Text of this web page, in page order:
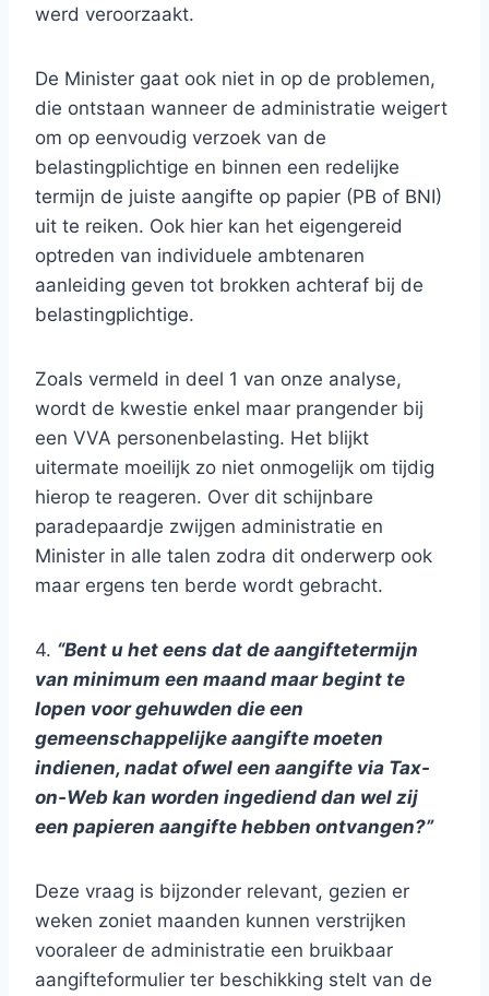
werd veroorzaakt.
De Minister gaat ook niet in op de problemen,
die ontstaan wanneer de administratie weigert
om op eenvoudig verzoek van de
belastingplichtige en binnen een redelijke
termijn de juiste aangifte op papier (PB of BNI)
uit te reiken. Ook hier kan het eigengereid
optreden van individuele ambtenaren
aanleiding geven tot brokken achteraf bij de
belastingplichtige.
Zoals vermeld in deel 1 van onze analyse,
wordt de kwestie enkel maar prangender bij
een VVA personenbelasting. Het blijkt
uitermate moeilijk zo niet onmogelijk om tijdig
hierop te reageren. Over dit schijnbare
paradepaardje zwijgen administratie en
Minister in alle talen zodra dit onderwerp ook
maar ergens ten berde wordt gebracht.
4. “Bent u het eens dat de aangiftetermijn
van minimum een maand maar begint te
lopen voor gehuwden die een
gemeenschappelijke aangifte moeten
indienen, nadat ofwel een aangifte via Tax-
on-Web kan worden ingediend dan wel zij
een papieren aangifte hebben ontvangen?”
Deze vraag is bijzonder relevant, gezien er
weken zoniet maanden kunnen verstrijken
vooraleer de administratie een bruikbaar
aangifteformulier ter beschikking stelt van de